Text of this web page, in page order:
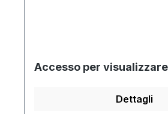
Accesso per
Dettagli